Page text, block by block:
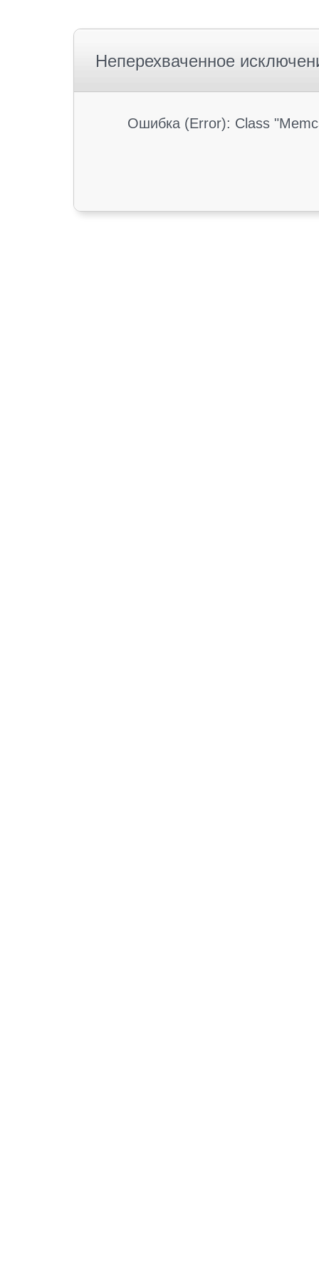
Неперехваченное
Ошибка (Error): Class